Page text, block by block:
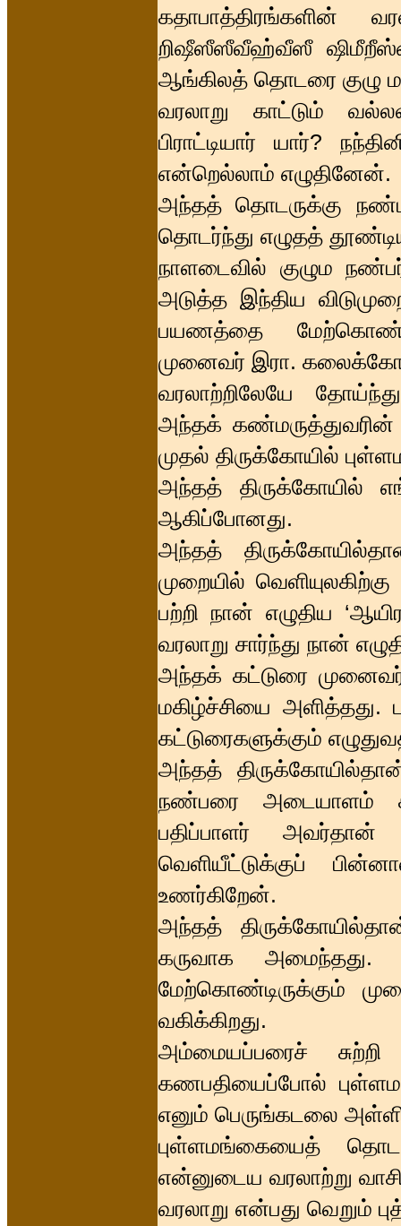
கதாபாத்திரங்களின்
றிஷீஸீஸீவீஹ்வீஸீ
ஆங்கிலத் தொடரை குழு
வரலாறு காட்டும்
பிராட்டியார் யார்?
என்றெல்லாம் எழுதினேன்.
அந்தத் தொடருக்கு
தொடர்ந்து எழுதத்
நாளடைவில் குழும
அடுத்த இந்திய
பயணத்தை
முனைவர் இரா.
வரலாற்றிலேயே
அந்தக்
முதல் திருக்கோயில்
அந்தத் திருக்கோயில்
ஆகிப்போனது.
அந்தத்
முறையில்
பற்றி நான் எழுதிய
வரலாறு சார்ந்து நான்
அந்தக் கட்டுரை
மகிழ்ச்சியை
கட்டுரைகளுக்கும்
அந்தத்
நண்பரை அடையாளம்
பதிப்பாளர்
வெளியீட்டுக்குப்
உணர்கிறேன்.
அந்தத்
கருவாக அமைந்தது.
மேற்கொண்டிருக்கும்
வகிக்கிறது.
அம்மையப்பரைச்
கணபதியைப்போல்
எனும் பெருங்கடலை
புள்ளமங்கையைத்
என்னுடைய வரலாற்று
வரலாறு என்பது வெறும்